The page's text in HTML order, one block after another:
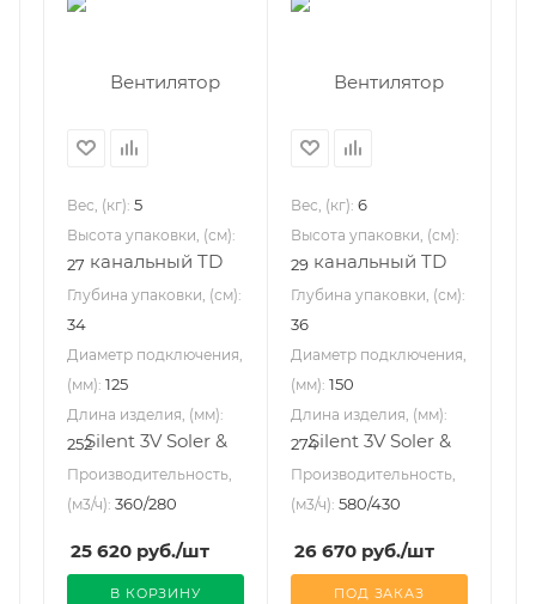
Вес, (кг): 5
Высота упаковки, (см):
27
Глубина упаковки, (см):
34
Диаметр подключения,
(мм): 125
Длина изделия, (мм):
252
Производительность,
(м3/ч): 360/280
25 620 руб./шт
В КОРЗИНУ
Вес, (кг): 6
Высота упаковки, (см):
29
Глубина упаковки, (см):
36
Диаметр подключения,
(мм): 150
Длина изделия, (мм):
274
Производительность,
(м3/ч): 580/430
26 670 руб./шт
ПОД ЗАКАЗ